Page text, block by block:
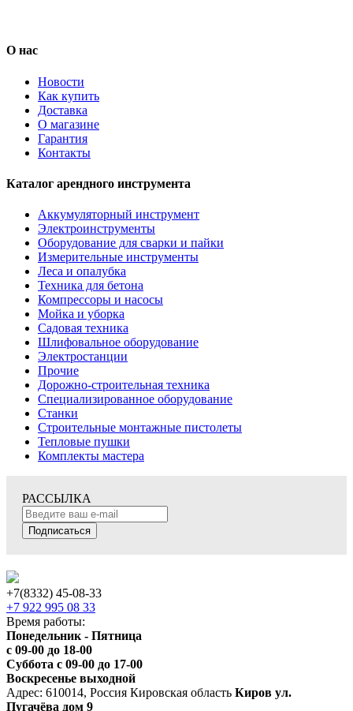
О нас
Новости
Как купить
Доставка
О магазине
Гарантия
Контакты
Каталог арендного инструмента
Аккумуляторный инструмент
Электроинструменты
Оборудование для сварки и пайки
Измерительные инструменты
Леса и опалубка
Техника для бетона
Компрессоры и насосы
Мойка и уборка
Садовая техника
Шлифовальное оборудование
Электростанции
Прочие
Дорожно-строительная техника
Специализированное оборудование
Станки
Строительные монтажные пистолеты
Тепловые пушки
Комплекты мастера
РАССЫЛКА
Подписаться
+7(8332) 45-08-33
+7 922 995 08 33
Время работы:
Понедельник - Пятница
с 09-00 до 18-00
Суббота с 09-00 до 17-00
Воскресенье выходной
Адрес: 610014, Россия Кировская область Киров ул.
Пугачёва дом 9